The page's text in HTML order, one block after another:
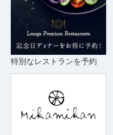
特別なレストランを予約